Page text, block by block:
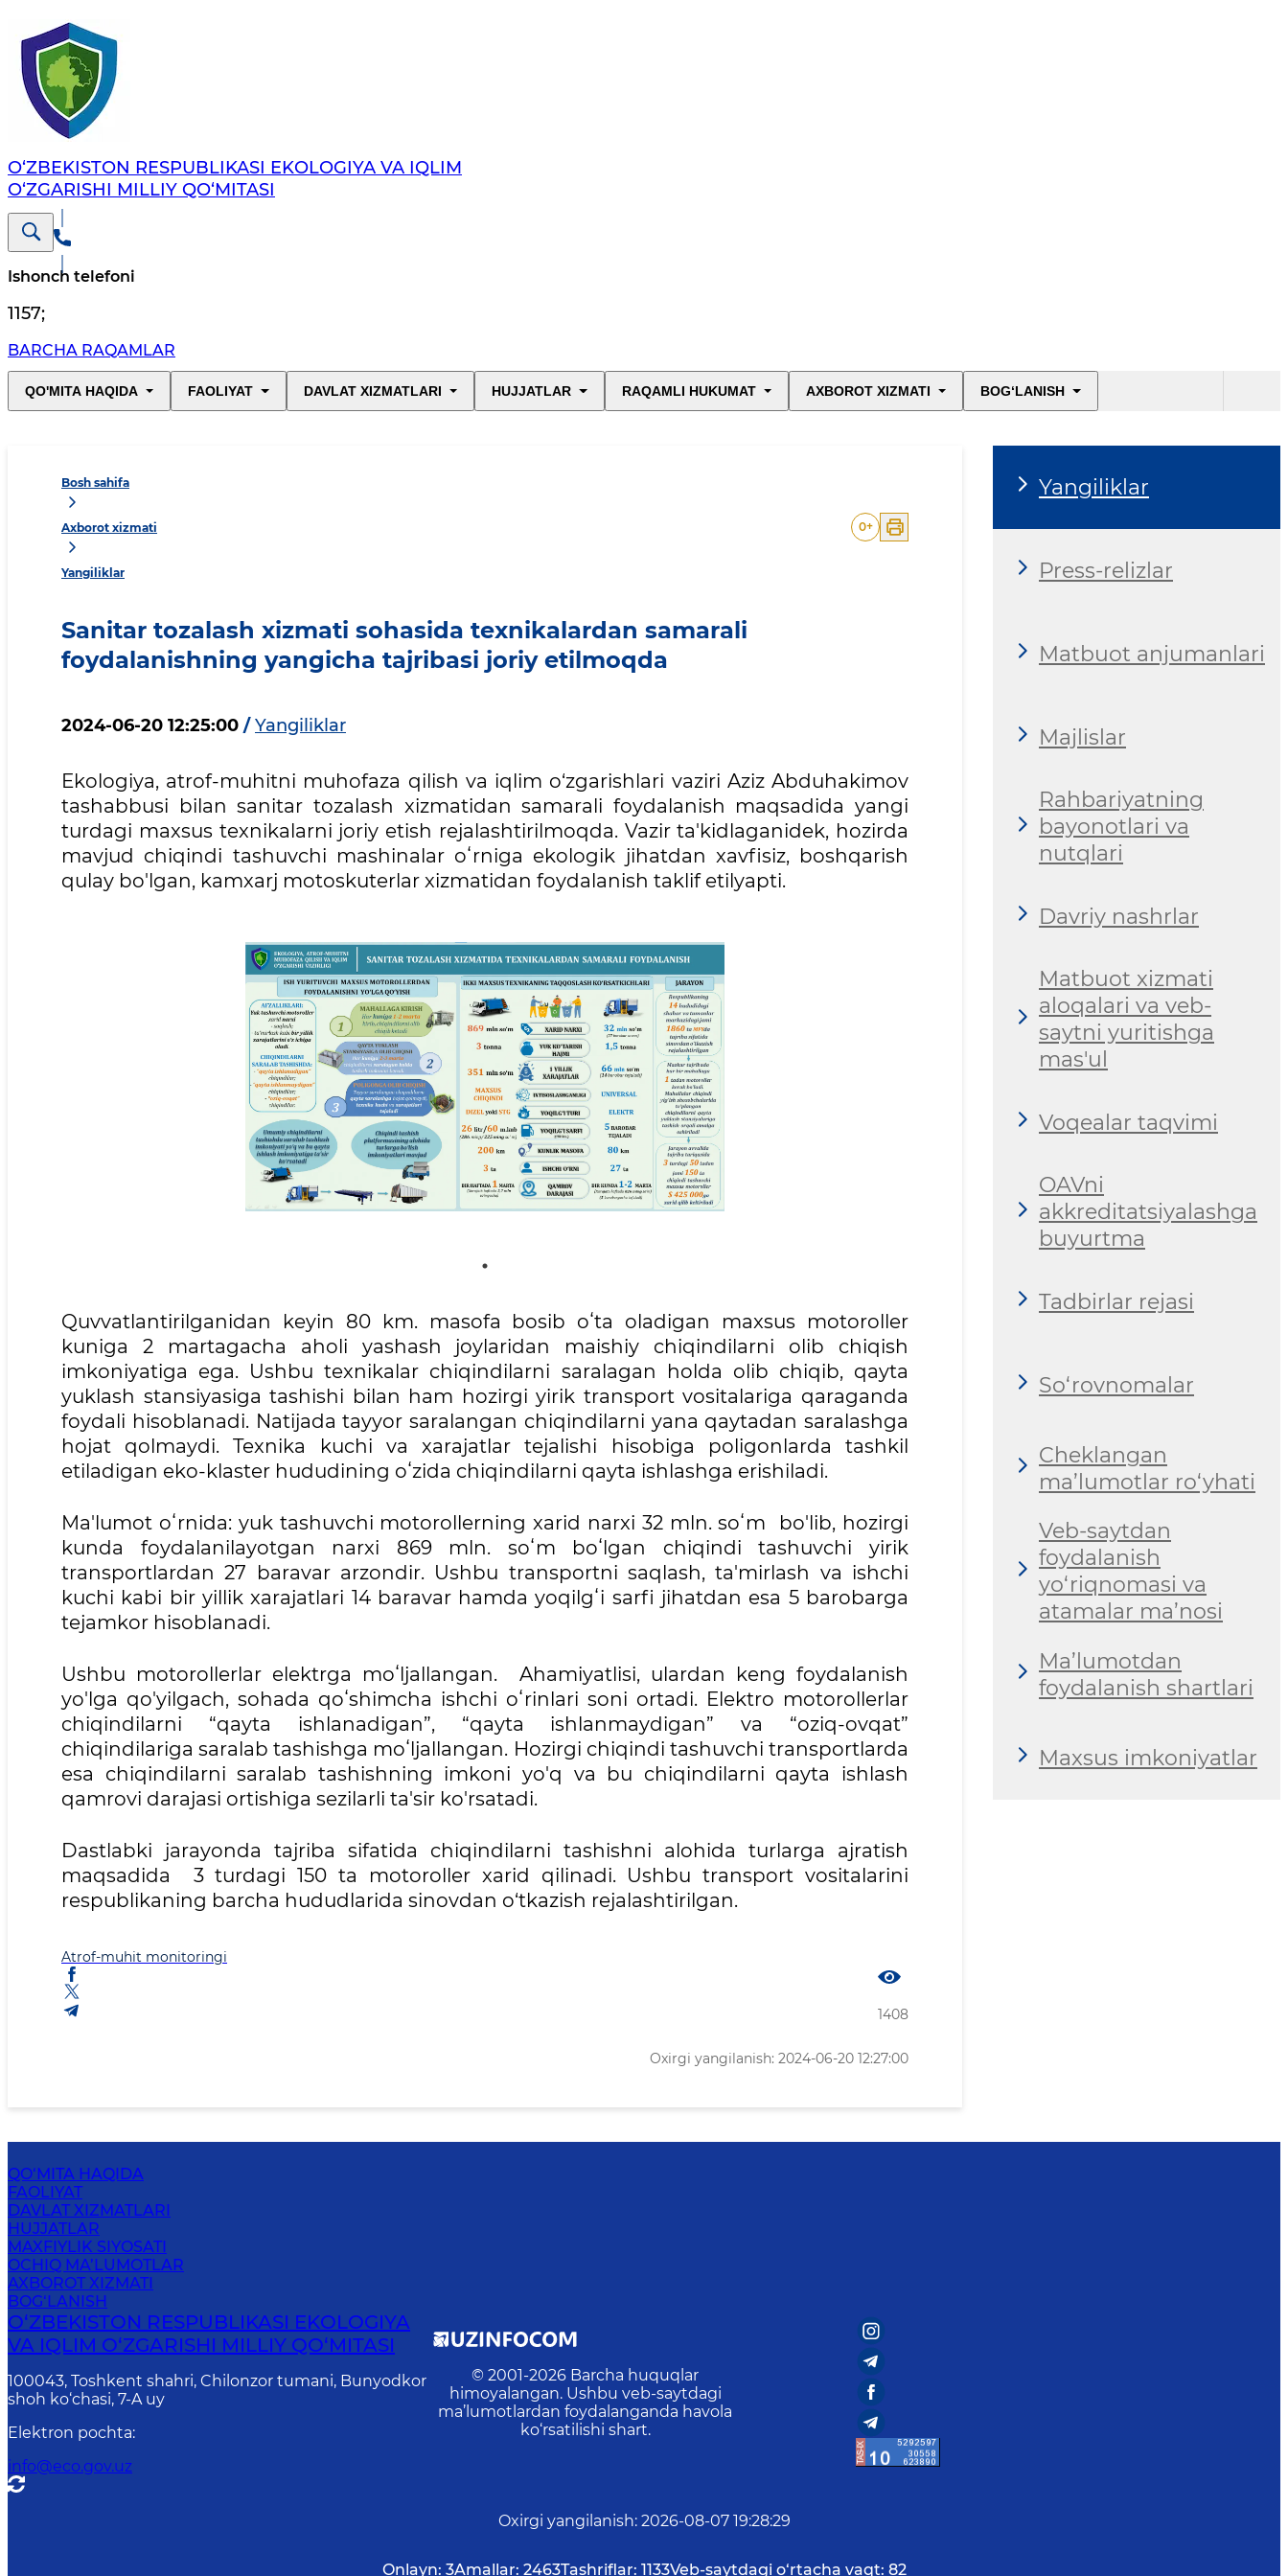
O‘ZBEKISTON RESPUBLIKASI EKOLOGIYA VA IQLIM
O‘ZGARISHI MILLIY QO‘MITASI
Ishonch telefoni
1157;
BARCHA RAQAMLAR
QO'MITA HAQIDA FAOLIYAT DAVLAT XIZMATLARI HUJJATLAR RAQAMLI HUKUMAT AXBOROT XIZMATI BOG‘LANISH
Bosh sahifa
Axborot xizmati
Yangiliklar
0+
Sanitar tozalash xizmati sohasida texnikalardan samarali
foydalanishning yangicha tajribasi joriy etilmoqda
2024-06-20 12:25:00 / Yangiliklar
Ekologiya, atrof-muhitni muhofaza qilish va iqlim o‘zgarishlari vaziri Aziz Abduhakimov
tashabbusi bilan sanitar tozalash xizmatidan samarali foydalanish maqsadida yangi
turdagi maxsus texnikalarni joriy etish rejalashtirilmoqda. Vazir ta'kidlaganidek, hozirda
mavjud chiqindi tashuvchi mashinalar oʻrniga ekologik jihatdan xavfisiz, boshqarish
qulay bo'lgan, kamxarj motoskuterlar xizmatidan foydalanish taklif etilyapti.
Quvvatlantirilganidan keyin 80 km. masofa bosib oʻta oladigan maxsus motoroller
kuniga 2 martagacha aholi yashash joylaridan maishiy chiqindilarni olib chiqish
imkoniyatiga ega. Ushbu texnikalar chiqindilarni saralagan holda olib chiqib, qayta
yuklash stansiyasiga tashishi bilan ham hozirgi yirik transport vositalariga qaraganda
foydali hisoblanadi. Natijada tayyor saralangan chiqindilarni yana qaytadan saralashga
hojat qolmaydi. Texnika kuchi va xarajatlar tejalishi hisobiga poligonlarda tashkil
etiladigan eko-klaster hududining oʻzida chiqindilarni qayta ishlashga erishiladi.
Ma'lumot oʻrnida: yuk tashuvchi motorollerning xarid narxi 32 mln. soʻm bo'lib, hozirgi
kunda foydalanilayotgan narxi 869 mln. soʻm boʻlgan chiqindi tashuvchi yirik
transportlardan 27 baravar arzondir. Ushbu transportni saqlash, ta'mirlash va ishchi
kuchi kabi bir yillik xarajatlari 14 baravar hamda yoqilgʻi sarfi jihatdan esa 5 barobarga
tejamkor hisoblanadi.
Ushbu motorollerlar elektrga moʻljallangan. Ahamiyatlisi, ulardan keng foydalanish
yo'lga qo'yilgach, sohada qoʻshimcha ishchi oʻrinlari soni ortadi. Elektro motorollerlar
chiqindilarni “qayta ishlanadigan”, “qayta ishlanmaydigan” va “oziq-ovqat”
chiqindilariga saralab tashishga moʻljallangan. Hozirgi chiqindi tashuvchi transportlarda
esa chiqindilarni saralab tashishning imkoni yo'q va bu chiqindilarni qayta ishlash
qamrovi darajasi ortishiga sezilarli ta'sir ko'rsatadi.
Dastlabki jarayonda tajriba sifatida chiqindilarni tashishni alohida turlarga ajratish
maqsadida 3 turdagi 150 ta motoroller xarid qilinadi. Ushbu transport vositalarini
respublikaning barcha hududlarida sinovdan o‘tkazish rejalashtirilgan.
Atrof-muhit monitoringi
1408
Oxirgi yangilanish: 2024-06-20 12:27:00
Yangiliklar
Press-relizlar
Matbuot anjumanlari
Majlislar
Rahbariyatning
bayonotlari va
nutqlari
Davriy nashrlar
Matbuot xizmati
aloqalari va veb-
saytni yuritishga
mas'ul
Voqealar taqvimi
OAVni
akkreditatsiyalashga
buyurtma
Tadbirlar rejasi
So‘rovnomalar
Cheklangan
ma’lumotlar ro‘yhati
Veb-saytdan
foydalanish
yo‘riqnomasi va
atamalar ma’nosi
Ma’lumotdan
foydalanish shartlari
Maxsus imkoniyatlar
QO‘MITA HAQIDA
FAOLIYAT
DAVLAT XIZMATLARI
HUJJATLAR
MAXFIYLIK SIYOSATI
OCHIQ MA’LUMOTLAR
AXBOROT XIZMATI
BOG‘LANISH
O‘ZBEKISTON RESPUBLIKASI EKOLOGIYA
VA IQLIM O‘ZGARISHI MILLIY QO‘MITASI
100043, Toshkent shahri, Chilonzor tumani, Bunyodkor
shoh ko‘chasi, 7-A uy
Elektron pochta:
info@eco.gov.uz
© 2001-2026 Barcha huquqlar
himoyalangan. Ushbu veb-saytdagi
ma’lumotlardan foydalanganda havola
ko‘rsatilishi shart.
Oxirgi yangilanish: 2026-08-07 19:28:29
Onlayn: 3Amallar: 2463Tashriflar: 1133Veb-saytdagi o‘rtacha vaqt: 82